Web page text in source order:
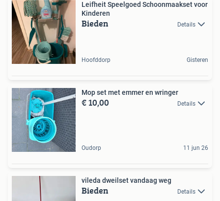
Leifheit Speelgoed Schoonmaakset voor
Kinderen
Bieden Details
Hoofddorp Gisteren
Mop set met emmer en wringer
€ 10,00 Details
Oudorp 11 jun 26
vileda dweilset vandaag weg
Bieden Details